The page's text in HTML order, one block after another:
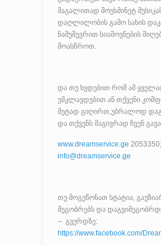
მაგალითად მოუსმინეტ
დაღლილობის გამო სახის
ნამუშევრით სიამოვნების
მოასწროთ.
და თუ ხვდებით რომ ამ
უმკლავდებით ან თქვენი
მეტად გიღირთ,უბრალოდ
და თქვენს მაგივრად ჩვენ
www.dreamservice.ge
info@dreamservice.ge
თუ მოგეწონათ სტატია,
მეგობრებს და
– გვერდზე:
https://www.facebook.com/